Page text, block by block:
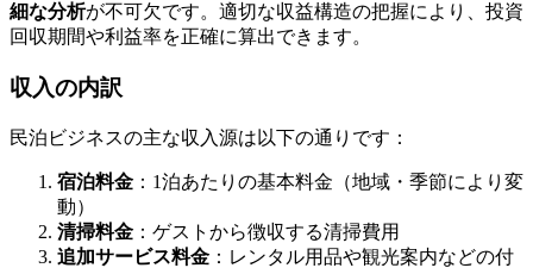
細な分析が不可欠です。適切な収益構造の把握により、投資
回収期間や利益率を正確に算出できます。
収入の内訳
民泊ビジネスの主な収入源は以下の通りです：
宿泊料金 ：1泊あたりの基本料金（地域・季節により変
動）
清掃料金 ：ゲストから徴収する清掃費用
追加サービス料金 ：レンタル用品や観光案内などの付